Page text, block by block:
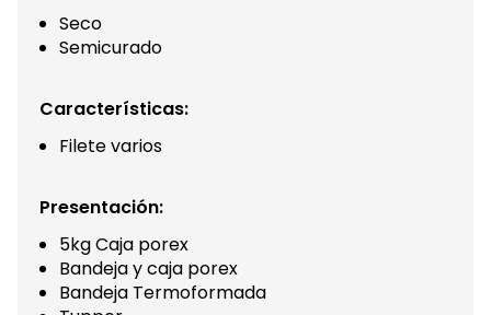
Seco
Semicurado
Características:
Filete varios
Presentación:
5kg Caja porex
Bandeja y caja porex
Bandeja Termoformada